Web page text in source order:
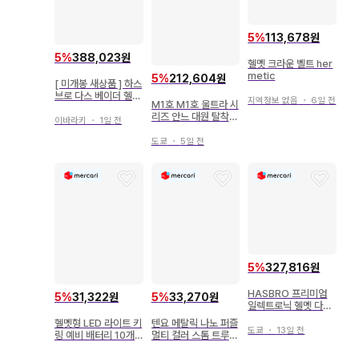
5%388,023원
[ 미개봉 새상품 ] 하스
브로 다스 베이더 헬멧
이바라키 ・ 1일 전
5%212,604원
M1호 M1호 울트라 시
리즈 안느 대원 탈착
도쿄 ・ 5일 전
5%113,678원
헬멧 크라운 벨트 her
metic
지역정보 없음 ・ 6일 전
5%31,322원
헬멧형 LED 라이트 키
링 예비 배터리 10개
5%33,270원
텐요 메탈릭 나노 퍼즐
멀티 컬러 스톰 트루퍼
5%327,816원
HASBRO 프리미엄
일렉트로닉 헬멧 다스
도쿄 ・ 13일 전